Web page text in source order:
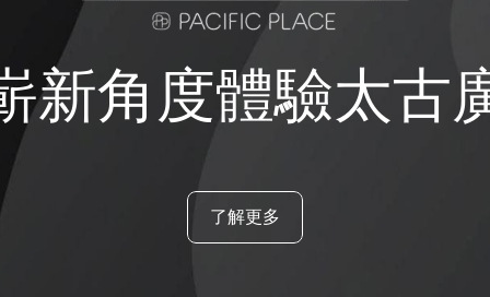
新角度體驗太古
了解更多